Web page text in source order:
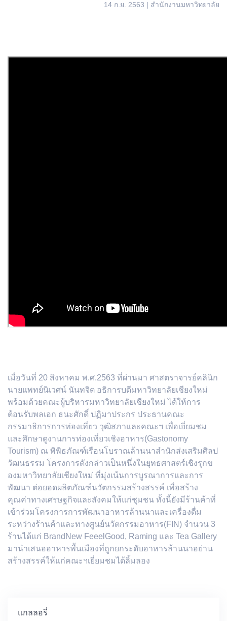
14 ก.ย. 2563 | สำนักงานมหาวิทยาลัย
เมื่อวันที่ 20 สิงหาคม พ.ศ.2563 ที่ผ่านมา ศาสตราจารย์คลินิก
นายแพทย์นิเวศน์ นันทจิต อธิการบดีมหาวิทยาลัยเชียงใหม่
พร้อมด้วยคณะผู้บริหารมหาวิทยาลัยเชียงใหม่ ได้ให้การ
ต้อนรับพลเอก ธนะศักดิ์ ปฏิมาประกร ประธานคณะ
กรรมาธิการการท่องเที่ยว วุฒิสภาและคณะฯ เพื่อเยี่ยมชม
และศึกษาดูงานการท่องเที่ยวเชิงอาหาร(Gastonomy
Tourism) ณ พิพิธภัณฑ์เรือนโบราณล้านนาสำนักส่งเสริมศิลป
วัฒนธรรม โครงการดังกล่าวเป็นหนึ่งในยุทธศาสตร์เชิงรุกข
องมหาวิทยาลัยเชียงใหม่ ที่มุ่งเน้นการบูรณาการและการ
พัฒนา ต่อยอดผลิตภัณฑ์นวัตกรรมสร้างสรรค์ เพื่อสร้าง
คุณค่าทางเศรษฐกิจและสังคมให้แก่ชุมชน ทั้งนี้ยังมีร้านค้าที่
เข้าร่วมโครงการการพัฒนาอาหารล้านนาและเครื่องดื่ม
ระหว่างร้านค้าและทางศูนย์นวัตกรรมอาหาร(FIN) จำนวน 3
ร้านได้แก่ BrandNew FeeelGood, Raming และ Tea Gallery
มานำเสนออาหารพื้นเมืองที่ถูกยกระดับอาหารล้านนาอย่าน
สร้างสรรค์ให้แก่คณะฯเยี่ยมชมได้ลิ้มลอง
แกลลอรี่